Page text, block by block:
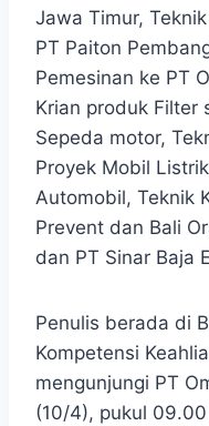
Jawa Timur,
PT Paiton
Pemesinan ke PT
Krian produk Filter
Sepeda motor,
Proyek Mobil
Automobil, Teknik
Prevent dan Bali
dan PT Sinar Baja
Penulis berada di
Kompetensi
mengunjungi PT
(10/4), pukul